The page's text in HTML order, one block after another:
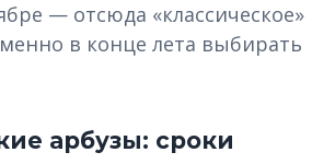
— отсюда «классическое»
в конце лета выбирать
арбузы: сроки